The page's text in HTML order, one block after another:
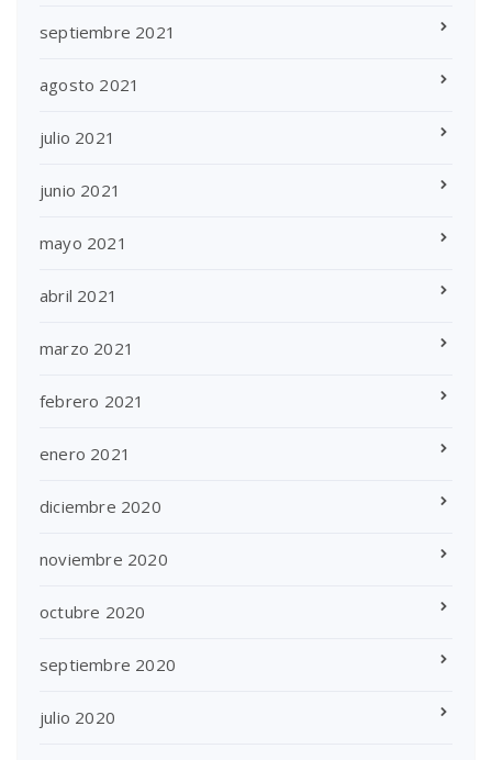
septiembre 2021
agosto 2021
julio 2021
junio 2021
mayo 2021
abril 2021
marzo 2021
febrero 2021
enero 2021
diciembre 2020
noviembre 2020
octubre 2020
septiembre 2020
julio 2020